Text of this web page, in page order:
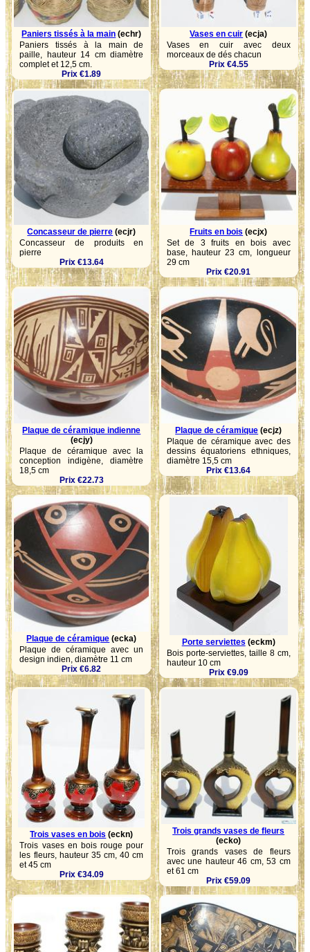
Paniers tissés à la main (echr)
Paniers tissés à la main de
paille, hauteur 14 cm diamètre
complet et 12,5 cm.
Prix €1.89
Vases en cuir (ecja)
Vases en cuir avec deux
morceaux de dés chacun
Prix €4.55
Concasseur de pierre (ecjr)
Concasseur de produits en
pierre
Prix €13.64
Fruits en bois (ecjx)
Set de 3 fruits en bois avec
base, hauteur 23 cm, longueur
29 cm
Prix €20.91
Plaque de céramique indienne
(ecjy)
Plaque de céramique avec la
conception indigène, diamètre
18,5 cm
Prix €22.73
Plaque de céramique (ecjz)
Plaque de céramique avec des
dessins équatoriens ethniques,
diamètre 15,5 cm
Prix €13.64
Plaque de céramique (ecka)
Plaque de céramique avec un
design indien, diamètre 11 cm
Prix €6.82
Porte serviettes (eckm)
Bois porte-serviettes, taille 8 cm,
hauteur 10 cm
Prix €9.09
Trois vases en bois (eckn)
Trois vases en bois rouge pour
les fleurs, hauteur 35 cm, 40 cm
et 45 cm
Prix €34.09
Trois grands vases de fleurs
(ecko)
Trois grands vases de fleurs
avec une hauteur 46 cm, 53 cm
et 61 cm
Prix €59.09